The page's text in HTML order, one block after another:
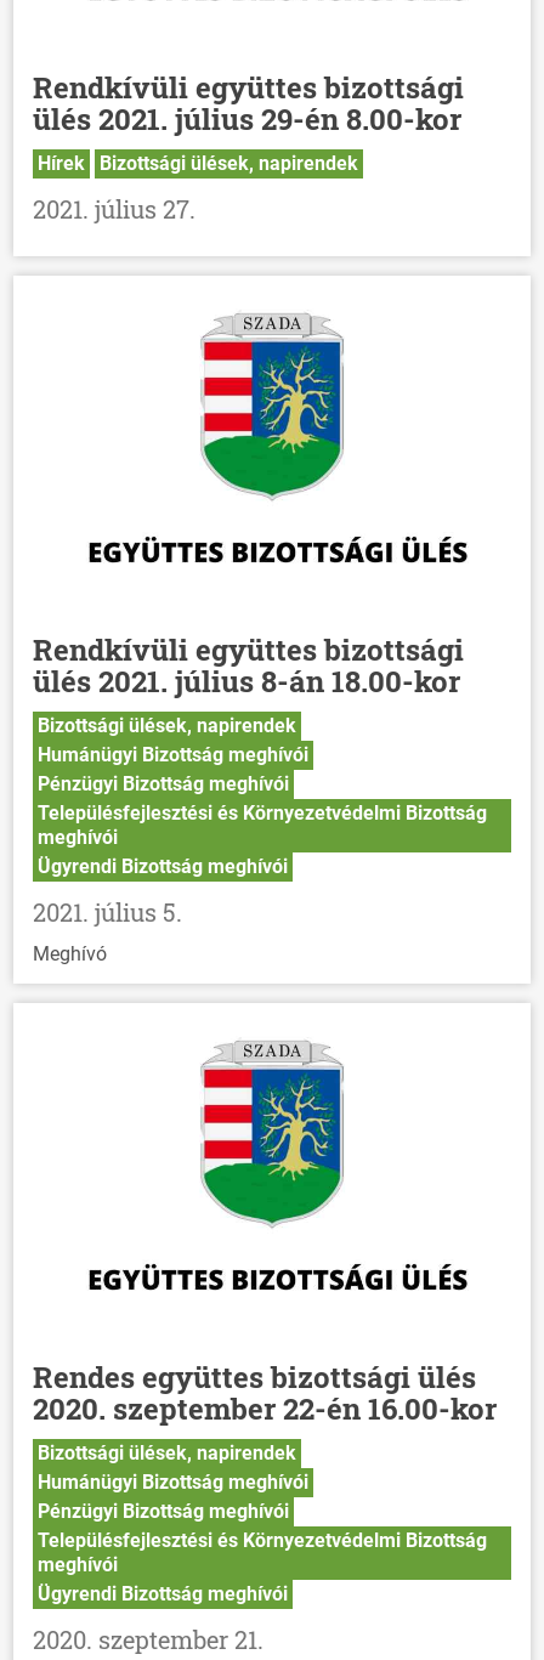
ÜGYINTÉZÉS
KÖZÖSSÉG
Rendkívüli együttes bizottsági
ülés 2021. július 29-én 8.00-kor
Hírek Bizottsági ülések, napirendek
2021. július 27.
Rendkívüli együttes bizottsági
ülés 2021. július 8-án 18.00-kor
Bizottsági ülések, napirendek
Humánügyi Bizottság meghívói
Pénzügyi Bizottság meghívói
Településfejlesztési és Környezetvédelmi Bizottság
meghívói
Ügyrendi Bizottság meghívói
2021. július 5.
Meghívó
Rendes együttes bizottsági ülés
2020. szeptember 22-én 16.00-kor
Bizottsági ülések, napirendek
Humánügyi Bizottság meghívói
Pénzügyi Bizottság meghívói
Településfejlesztési és Környezetvédelmi Bizottság
meghívói
Ügyrendi Bizottság meghívói
2020. szeptember 21.